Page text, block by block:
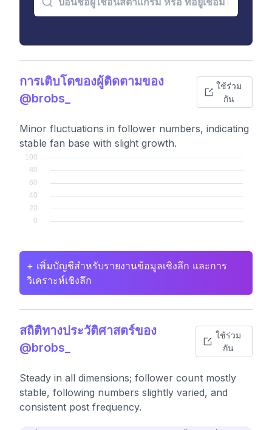
การเติบโตของผู้ติดตามของ
@brobs_
ใช้ร่วม
กัน
Minor fluctuations in follower numbers, indicating
stable fan base with slight growth.
+ เพิ่มบัญชีสำหรับรายงานข้อมูลเชิงลึก และการ
วิเคราะห์เชิงลึก
สถิติทางประวัติศาสตร์ของ
@brobs_
ใช้ร่วม
กัน
Steady in all dimensions; follower count mostly
stable, following numbers slightly varied, and
consistent post frequency.